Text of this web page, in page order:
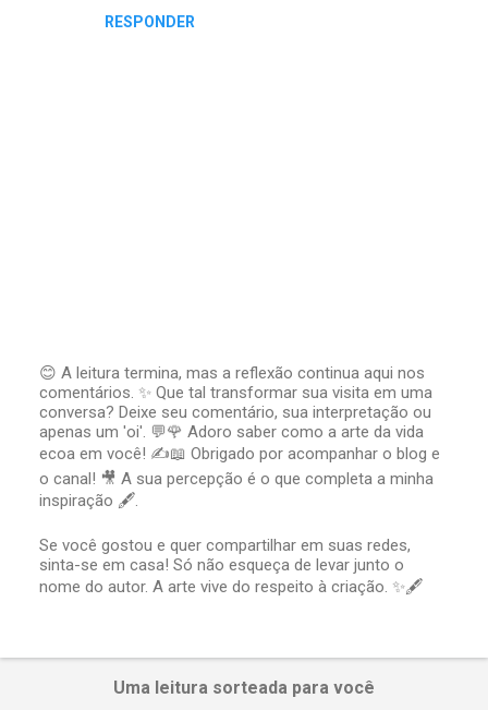
RESPONDER
P
o
s
t
a
r
u
c
o
m
😊 A leitura termina, mas a reflexão continua aqui nos
comentários. ✨ Que tal transformar sua visita em uma
conversa? Deixe seu comentário, sua interpretação ou
apenas um 'oi'. 💬🌹 Adoro saber como a arte da vida
ecoa em você! ✍️📖 Obrigado por acompanhar o blog e
o canal! 🎥 A sua percepção é o que completa a minha
inspiração 🖋️.
Se você gostou e quer compartilhar em suas redes,
sinta-se em casa! Só não esqueça de levar junto o
nome do autor. A arte vive do respeito à criação. ✨🖋️
Uma leitura sorteada para você